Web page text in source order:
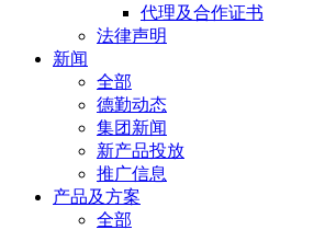
代理及合作证书
法律声明
新闻
全部
德勤动态
集团新闻
新产品投放
推广信息
产品及方案
全部